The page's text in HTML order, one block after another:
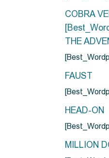
COBRA
THE
FAUST
HEAD-ON
MILLION